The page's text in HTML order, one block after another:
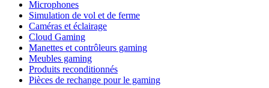
Microphones
Simulation de vol et de ferme
Caméras et éclairage
Cloud Gaming
Manettes et contrôleurs gaming
Meubles gaming
Produits reconditionnés
Pièces de rechange pour le gaming